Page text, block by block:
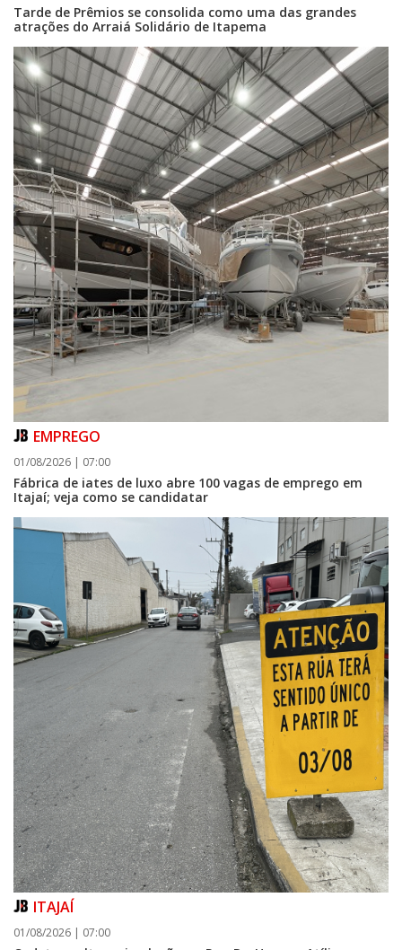
Tarde de Prêmios se consolida como uma das grandes
atrações do Arraiá Solidário de Itapema
EMPREGO
01/08/2026 | 07:00
Fábrica de iates de luxo abre 100 vagas de emprego em
Itajaí; veja como se candidatar
ITAJAÍ
01/08/2026 | 07:00